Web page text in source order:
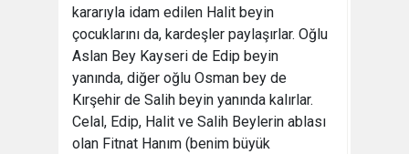
kararıyla idam edilen Halit beyin
çocuklarını da, kardeşler paylaşırlar. Oğlu
Aslan Bey Kayseri de Edip beyin
yanında, diğer oğlu Osman bey de
Kırşehir de Salih beyin yanında kalırlar.
Celal, Edip, Halit ve Salih Beylerin ablası
olan Fitnat Hanım (benim büyük